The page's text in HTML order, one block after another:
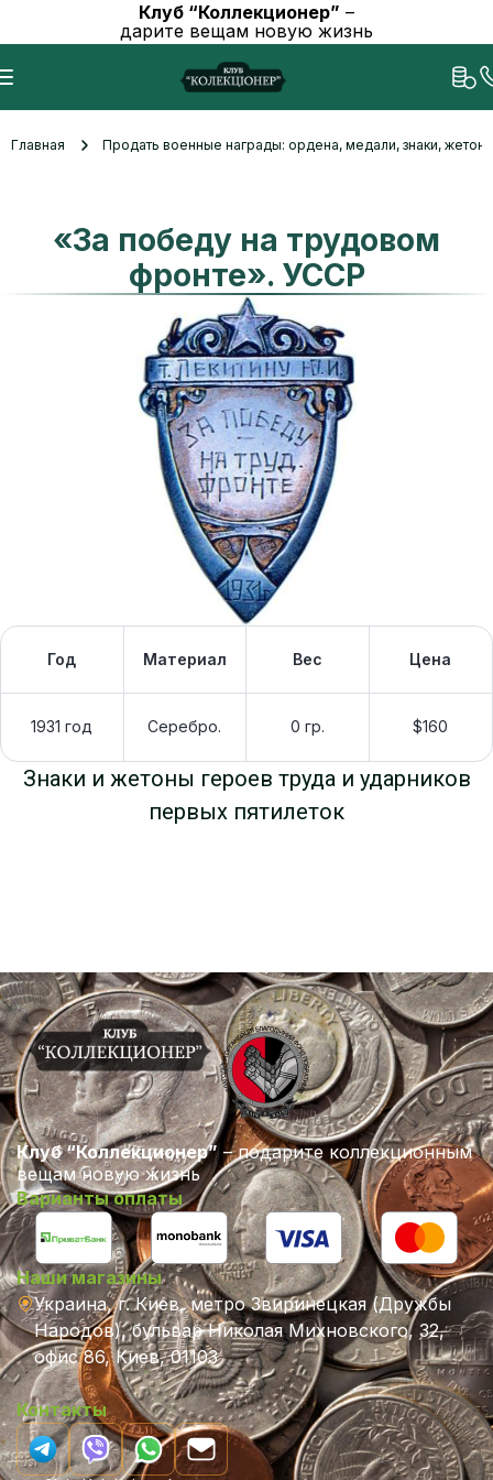
Клуб “Коллекционер” –
дарите вещам новую жизнь
Главная Продать военные награды: ордена, медали, знаки,
«За победу на трудовом
фронте». УССР
Год Материал Вес Цена
1931 год Серебро. 0 гр. $160
Знаки и жетоны героев труда и ударников
первых пятилеток
Клуб “Коллекционер” – подарите коллекционным
вещам новую жизнь
Варианты оплаты
Наши магазины
Украина, г. Киев, метро Звиринецкая (Дружбы
Народов), бульвар Николая Михновского, 32,
офис 86, Киев, 01103
Контакты